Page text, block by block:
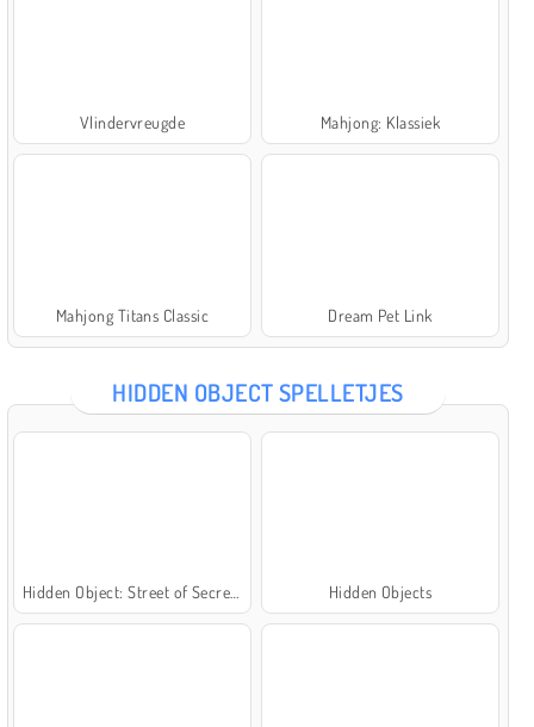
Vlindervreugde Mahjong: Klassiek
Mahjong Titans Classic Dream Pet Link
HIDDEN OBJECT SPELLETJES
Hidden Objects